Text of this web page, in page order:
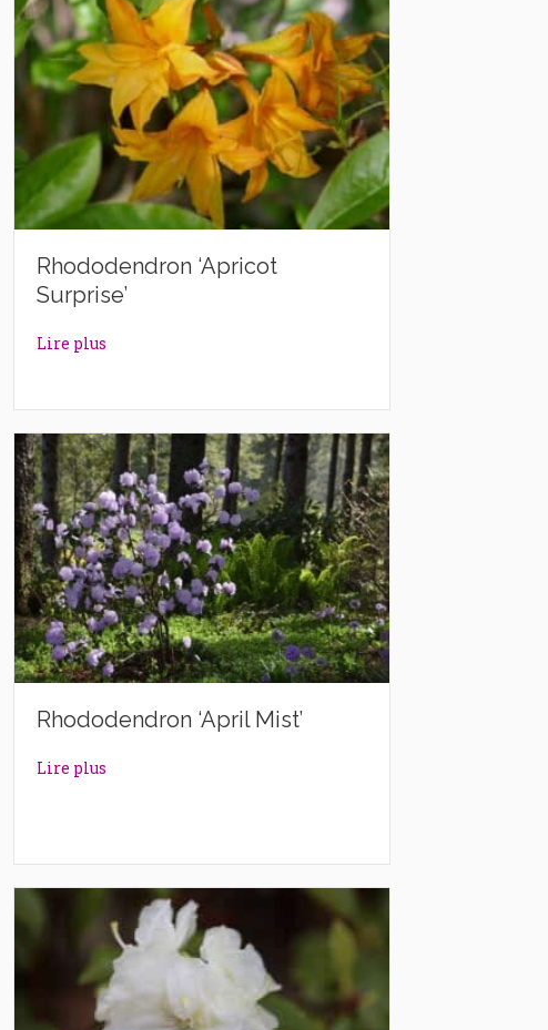
Rhododendron ‘Apricot
Surprise’
Lire plus
Rhododendron ‘April Mist’
Lire plus